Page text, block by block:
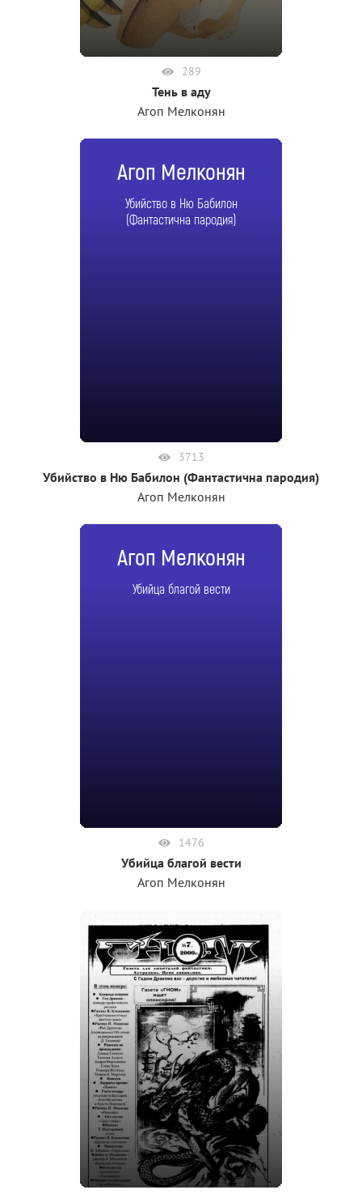
289
Тень в аду
Агоп Мелконян
Агоп Мелконян
Убийство в Ню Бабилон
(Фантастична пародия)
3713
Убийство в Ню Бабилон (Фантастична пародия)
Агоп Мелконян
Агоп Мелконян
Убийца благой вести
1476
Убийца благой вести
Агоп Мелконян